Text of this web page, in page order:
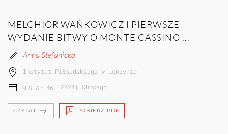
MELCHIOR WAŃKOWICZ I PIERWSZE
WYDANIE BITWY O MONTE CASSINO ...
Anna Stefanicka
Instytut Piłsudskiego w Londynie
SESJA: 46 | 2024| Chicago
CZYTAJ POBIERZ PDF